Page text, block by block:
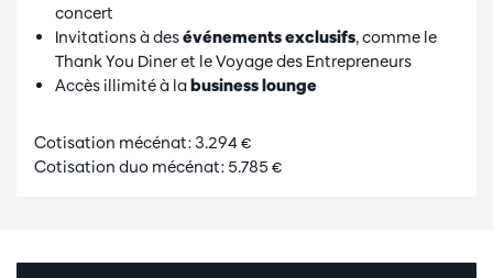
concert
Invitations à desévénements exclusifs, comme le
Thank You Diner et le Voyage des Entrepreneurs
Accès illimité à labusiness lounge
Cotisation mécénat: 3.294 €
Cotisation duo mécénat: 5.785 €